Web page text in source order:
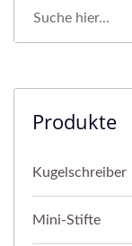
Produkte
Kugelschreiber
Mini-Stifte